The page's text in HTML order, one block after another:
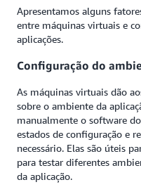
Apresentamos alguns
entre máquinas virtuais e
aplicações.
Configuração do
As máquinas virtuais dão
sobre o ambiente da
manualmente o software
estados de configuração e
necessário. Elas são úteis
para testar diferentes
da aplicação.